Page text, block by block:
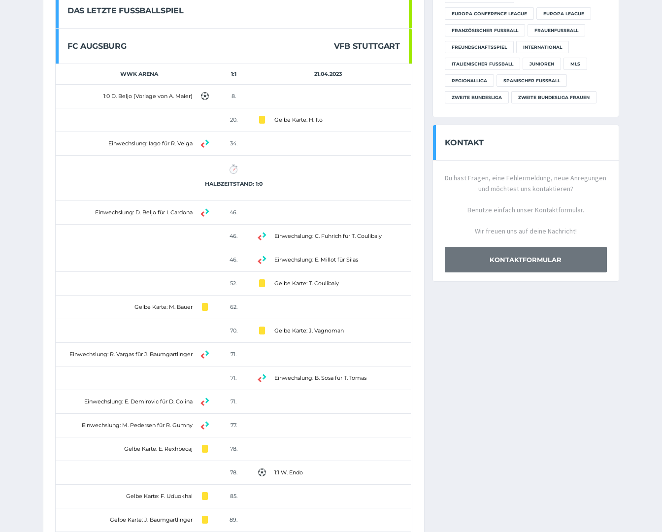
DAS LETZTE FUSSBALLSPIEL
FC AUGSBURG VFB STUTTGART
WWK ARENA 1:1 21.04.2023
1:0 D. Beljo (Vorlage von A. Maier) 8.
20. Gelbe Karte: H. Ito
Einwechslung: Iago für R. Veiga 34.
HALBZEITSTAND: 1:0
Einwechslung: D. Beljo für I. Cardona 46.
46. Einwechslung: C. Fuhrich für T. Coulibaly
46. Einwechslung: E. Millot für Silas
52. Gelbe Karte: T. Coulibaly
Gelbe Karte: M. Bauer 62.
70. Gelbe Karte: J. Vagnoman
Einwechslung: R. Vargas für J. Baumgartlinger 71.
71. Einwechslung: B. Sosa für T. Tomas
Einwechslung: E. Demirovic für D. Colina 71.
Einwechslung: M. Pedersen für R. Gumny 77.
Gelbe Karte: E. Rexhbecaj 78.
78. 1:1 W. Endo
Gelbe Karte: F. Uduokhai 85.
Gelbe Karte: J. Baumgartlinger 89.
EUROPA CONFERENCE LEAGUE EUROPA LEAGUE
FRANZÖSISCHER FUSSBALL FRAUENFUSSBALL
FREUNDSCHAFTSSPIEL INTERNATIONAL
ITALIENISCHER FUSSBALL JUNIOREN MLS
REGIONALLIGA SPANISCHER FUSSBALL
ZWEITE BUNDESLIGA ZWEITE BUNDESLIGA FRAUEN
KONTAKT
Du hast Fragen, eine Fehlermeldung, neue Anregungen
und möchtest uns kontaktieren?
Benutze einfach unser Kontaktformular.
Wir freuen uns auf deine Nachricht!
KONTAKTFORMULAR